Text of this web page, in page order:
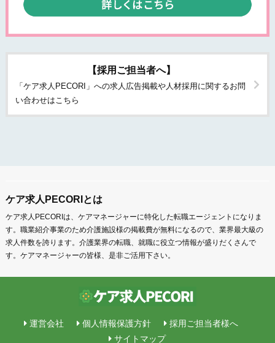
【採用ご担当者へ】
「ケア求人PECORI」への求人広告掲載や人材採用に関するお問
い合わせはこちら
ケア求人PECORIとは
ケア求人PECORIは、ケアマネージャーに特化した転職エージェントになりま
す。職業紹介事業のため介護施設様の掲載費が無料になるので、業界最大級の
求人件数を誇ります。介護業界の転職、就職に役立つ情報が盛りだくさんで
す。ケアマネージャーの皆様、是非ご活用下さい。
運営会社 個人情報保護方針
採用ご担当者様へ
サイトマップ